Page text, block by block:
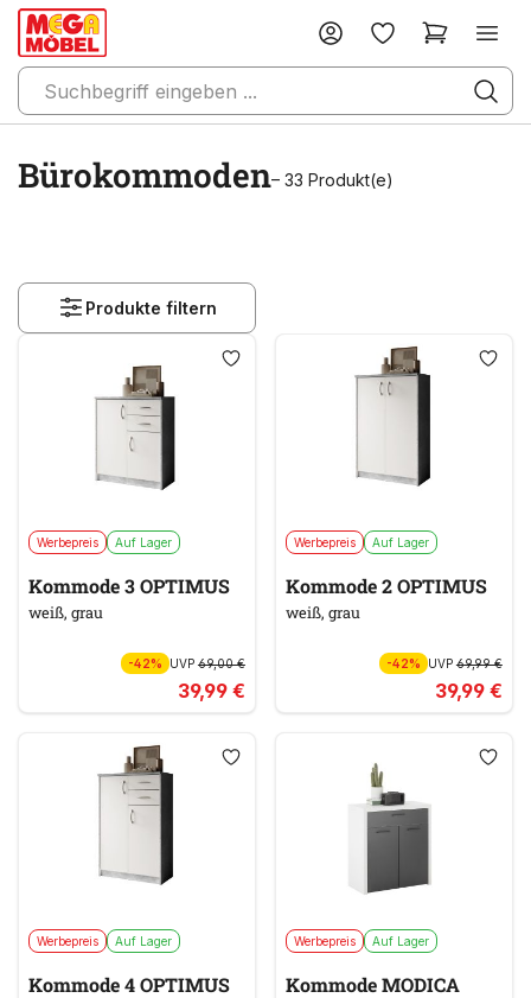
Bürokommoden– 33 Produkt(e)
Produkte filtern
Werbepreis Auf Lager
Kommode 3 OPTIMUS
weiß, grau
-42% UVP 69,00 €
39,99 €
Werbepreis Auf Lager
Kommode 2 OPTIMUS
weiß, grau
-42% UVP69,99 €
39,99 €
Werbepreis Auf Lager
Kommode 4 OPTIMUS
Werbepreis Auf Lager
Kommode MODICA